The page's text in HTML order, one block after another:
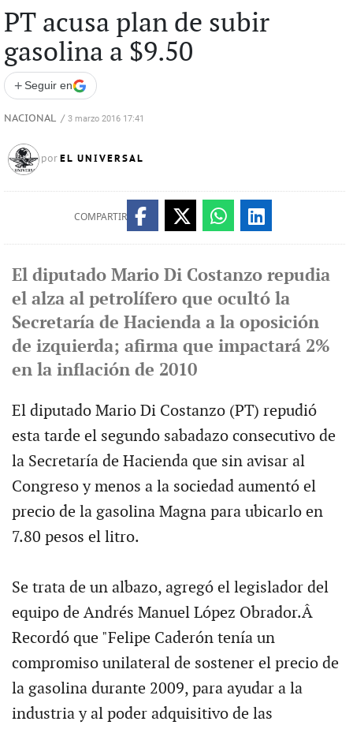
PT acusa plan de subir
gasolina a $9.50
+ Seguir en
NACIONAL / 3 marzo 2016 17:41
por EL UNIVERSAL
COMPARTIR
El diputado Mario Di Costanzo repudia
el alza al petrolífero que ocultó la
Secretaría de Hacienda a la oposición
de izquierda; afirma que impactará 2%
en la inflación de 2010
El diputado Mario Di Costanzo (PT) repudió
esta tarde el segundo sabadazo consecutivo de
la Secretaría de Hacienda que sin avisar al
Congreso y menos a la sociedad aumentó el
precio de la gasolina Magna para ubicarlo en
7.80 pesos el litro.
Se trata de un albazo, agregó el legislador del
equipo de Andrés Manuel López Obrador.Â
Recordó que "Felipe Caderón tenía un
compromiso unilateral de sostener el precio de
la gasolina durante 2009, para ayudar a la
industria y al poder adquisitivo de las